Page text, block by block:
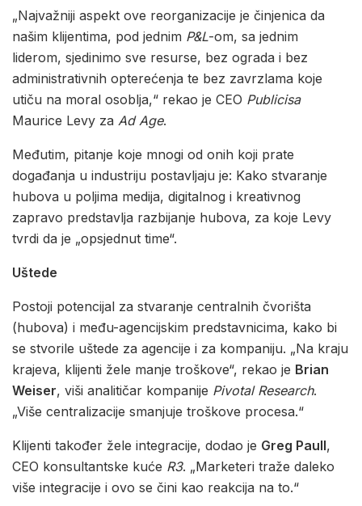
„Najvažniji aspekt ove reorganizacije je činjenica da
našim klijentima, pod jednim P&L-om, sa jednim
liderom, sjedinimo sve resurse, bez ograda i bez
administrativnih opterećenja te bez zavrzlama koje
utiču na moral osoblja,“ rekao je CEO Publicisa
Maurice Levy za Ad Age.
Međutim, pitanje koje mnogi od onih koji prate
događanja u industriju postavljaju je: Kako stvaranje
hubova u poljima medija, digitalnog i kreativnog
zapravo predstavlja razbijanje hubova, za koje Levy
tvrdi da je „opsjednut time“.
Uštede
Postoji potencijal za stvaranje centralnih čvorišta
(hubova) i među-agencijskim predstavnicima, kako bi
se stvorile uštede za agencije i za kompaniju. „Na kraju
krajeva, klijenti žele manje troškove“, rekao je Brian
Weiser, viši analitičar kompanije Pivotal Research.
„Više centralizacije smanjuje troškove procesa.“
Klijenti također žele integracije, dodao je Greg Paull,
CEO konsultantske kuće R3. „Marketeri traže daleko
više integracije i ovo se čini kao reakcija na to.“